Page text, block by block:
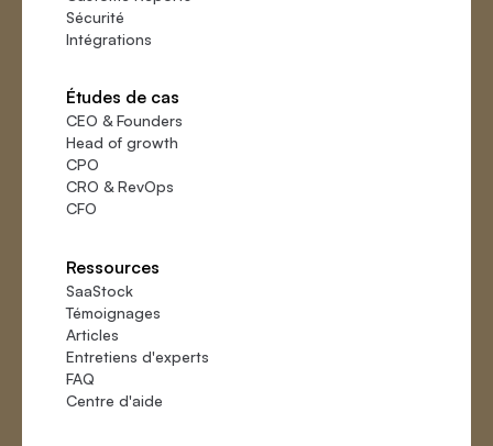
Sécurité
Intégrations
Études de cas
CEO & Founders
Head of growth
CPO
CRO & RevOps
CFO
Ressources
SaaStock
Témoignages
Articles
Entretiens d'experts
FAQ
Centre d'aide